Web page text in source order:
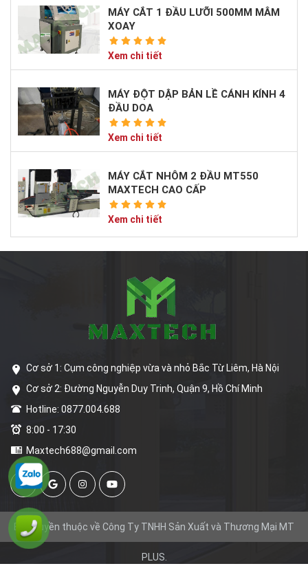
MÁY CẮT 1 ĐẦU LƯỠI 500MM MÂM
XOAY
Xem chi tiết
MÁY ĐỘT DẬP BẢN LỀ CÁNH KÍNH 4
ĐẦU DOA
Xem chi tiết
MÁY CẮT NHÔM 2 ĐẦU MT550
MAXTECH CAO CẤP
Xem chi tiết
Cơ sở 1: Cụm công nghiệp vừa và nhỏ Bắc Từ Liêm, Hà Nội
Cơ sở 2: Đường Nguyễn Duy Trinh, Quận 9, Hồ Chí Minh
Hotline: 0877.004.688
8:00 - 17:30
Maxtech688@gmail.com
Bản quyền thuộc về Công Ty TNHH Sản Xuất và Thương Mại MT
PLUS.